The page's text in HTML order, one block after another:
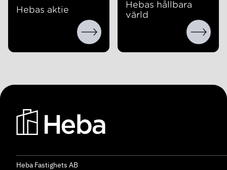
Hebas aktie
Hebas hållbara
värld
Heba Fastighets AB